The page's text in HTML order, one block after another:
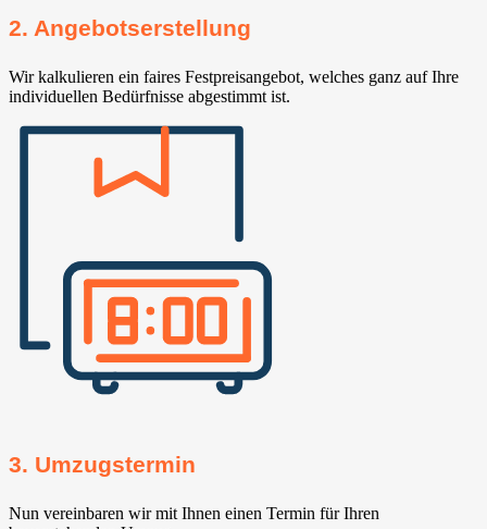
2. Angebotserstellung
Wir kalkulieren ein faires Festpreisangebot, welches ganz auf Ihre
individuellen Bedürfnisse abgestimmt ist.
3. Umzugstermin
Nun vereinbaren wir mit Ihnen einen Termin für Ihren